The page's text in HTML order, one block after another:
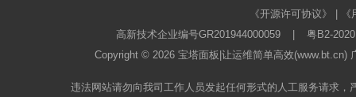
《开源许可协议》
高新技术企业编号GR201944000059
粤B2-
Copyright © 2026 宝塔面板 |让运维简单高效
违法网站请勿向我司工作人员发起任何形式的人工服务请求，